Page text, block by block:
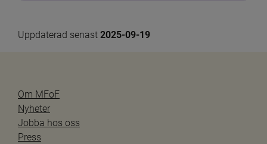
Uppdaterad senast 2025-09-19
Om MFoF
Nyheter
Jobba hos oss
Press